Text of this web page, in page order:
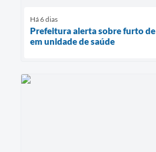
Há 6 dias
Prefeitura alerta sobre furto
em unidade de saúde